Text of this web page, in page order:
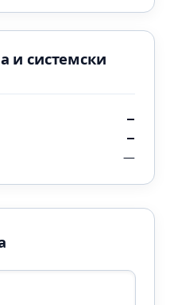
и системски
—
—
—